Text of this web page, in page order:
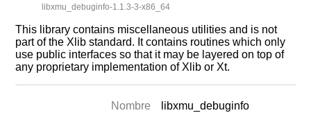
libxmu_debuginfo-1.1.3-3-x86_64
This library contains miscellaneous utilities and is not
part of the Xlib standard. It contains routines which only
use public interfaces so that it may be layered on top of
any proprietary implementation of Xlib or Xt.
Nombre
libxmu_debuginfo